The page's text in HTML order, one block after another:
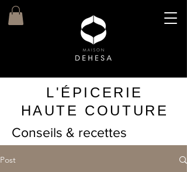
L'ÉPICERIE
HAUTE COUTURE
Conseils & recettes
Post